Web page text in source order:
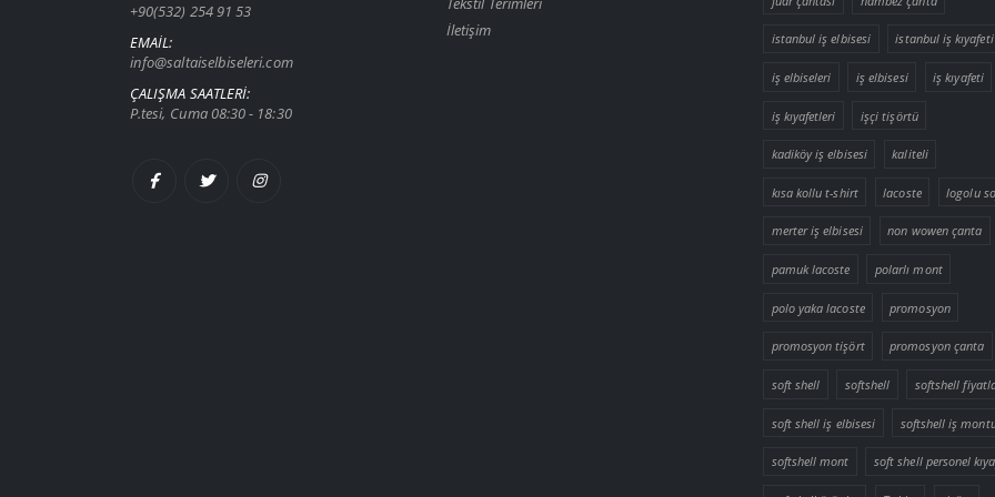
+90(532) 254 91 53
EMAIL:
info@saltaiselbiseleri.com
ÇALIŞMA SAATLERI:
P.tesi, Cuma 08:30 - 18:30
İletişim
istanbul iş elbisesi istanbul iş kıyafeti
iş elbiseleri iş elbisesi iş kıyafeti
iş kıyafetleri işçi tişörtü
kadiköy iş elbisesi kaliteli
kısa kollu t-shirt lacoste logolu
merter iş elbisesi non wowen çanta
pamuk lacoste polarlı mont
polo yaka lacoste promosyon
promosyon tişört promosyon çanta
soft shell softshell softshell
soft shell iş elbisesi softshell iş
softshell mont soft shell personel